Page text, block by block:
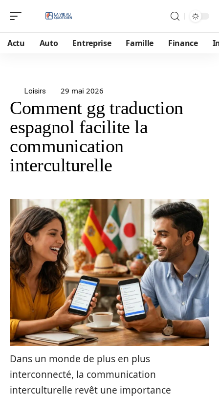
Actu Auto Entreprise Famille Finance
Loisirs 29 mai 2026
Comment gg traduction
espagnol facilite la
communication
interculturelle
Dans un monde de plus en plus
interconnecté, la communication
interculturelle revêt une importance